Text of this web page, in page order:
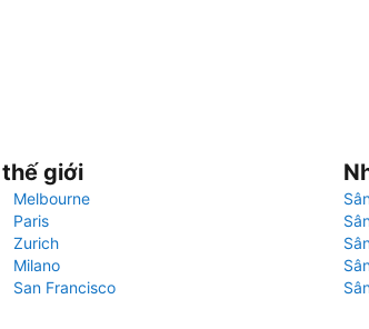
giới
Melbourne
Paris
Zurich
Milano
San Francisco